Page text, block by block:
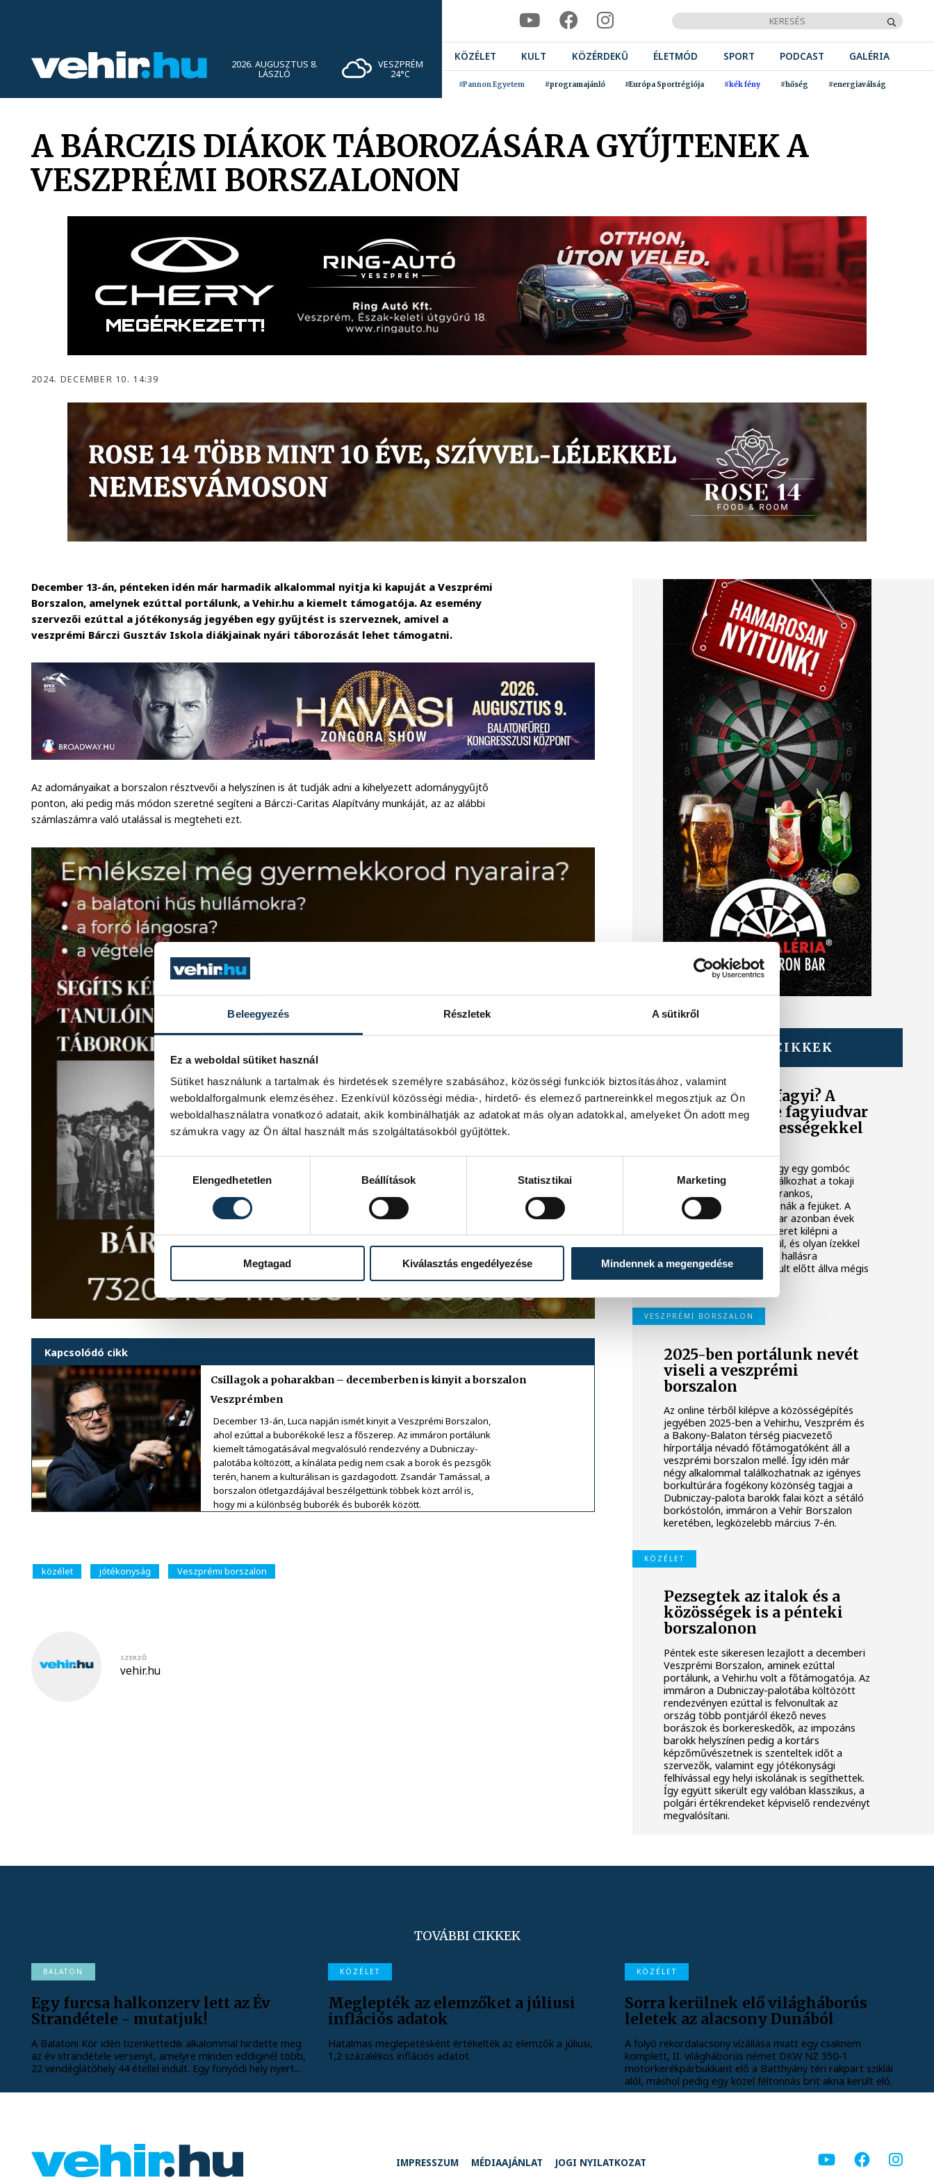
Beleegyezés Részletek A sütikről
Ez a weboldal sütiket használ
Sütiket használunk a tartalmak és hirdetések személyre szabásához, közösségi funkciók biztosításához, valamint
weboldalforgalmunk elemzéséhez. Ezenkívül közösségi média-, hirdető- és elemező partnereinkkel megosztjuk az Ön
weboldalhasználatra vonatkozó adatait, akik kombinálhatják az adatokat más olyan adatokkal, amelyeket Ön adott meg
számukra vagy az Ön által használt más szolgáltatásokból gyűjtöttek.
Hozzájárulás kiválasztása
Elengedhetetlen
Beállítások Statisztikai Marketing
Megtagad Kiválasztás engedélyezése Mindennek a megengedése
2026. AUGUSZTUS 8.
LÁSZLÓ
VESZPRÉM
24°C
KÖZÉLET KULT KÖZÉRDEKŰ ÉLETMÓD SPORT PODCAST GALÉRIA
#Pannon Egyetem #programajánló #Európa Sportrégiója #kék fény #hőség #energiaválság
A BÁRCZIS DIÁKOK TÁBOROZÁSÁRA GYŰJTENEK A
VESZPRÉMI BORSZALONON
2024. DECEMBER 10. 14:39
December 13-án, pénteken idén már harmadik alkalommal nyitja ki kapuját a Veszprémi
Borszalon, amelynek ezúttal portálunk, a Vehir.hu a kiemelt támogatója. Az esemény
szervezői ezúttal a jótékonyság jegyében egy gyűjtést is szerveznek, amivel a
veszprémi Bárczi Gusztáv Iskola diákjainak nyári táborozását lehet támogatni.
Az adományaikat a borszalon résztvevői a helyszínen is át tudják adni a kihelyezett adománygyűjtő
ponton, aki pedig más módon szeretné segíteni a Bárczi-Caritas Alapítvány munkáját, az az alábbi
számlaszámra való utalással is megteheti ezt.
Kapcsolódó cikk
Csillagok a poharakban – decemberben is kinyit a borszalon
Veszprémben
December 13-án, Luca napján ismét kinyit a Veszprémi Borszalon,
ahol ezúttal a buborékoké lesz a főszerep. Az immáron portálunk
kiemelt támogatásával megvalósuló rendezvény a Dubniczay-
palotába költözött, a kínálata pedig nem csak a borok és pezsgők
terén, hanem a kulturálisan is gazdagodott. Zsandár Tamással, a
borszalon ötletgazdájával beszélgettünk többek közt arról is,
hogy mi a különbség buborék és buborék között.
közélet jótékonyság Veszprémi borszalon
SZERZŐ
vehir.hu
TOVÁBBI CIKKEK
Borból is lehet fagyi? A
veszprémi Füge fagyiudvar
ismét különlegességekkel
Ha valaki azt mondja, hogy egy gombóc
fagylaltban egyszerre találkozhat a tokaji
aszú, a rozébor és a kékfrankos,
valószínűleg sokan felkapnák a fejüket. A
veszprémi Füge fagyiudvar azonban évek
óta arról ismert, hogy szeret kilépni a
megszokott keretek közül, és olyan ízekkel
kísérletezik, amelyek első hallásra
szokatlannak tűnnek, a pult előtt állva mégis
nehéz nekik ellenállni.
VESZPRÉMI BORSZALON
2025-ben portálunk nevét
viseli a veszprémi
borszalon
Az online térből kilépve a közösségépítés
jegyében 2025-ben a Vehir.hu, Veszprém és
a Bakony-Balaton térség piacvezető
hírportálja névadó főtámogatóként áll a
veszprémi borszalon mellé. Így idén már
négy alkalommal találkozhatnak az igényes
borkultúrára fogékony közönség tagjai a
Dubniczay-palota barokk falai közt a sétáló
borkóstolón, immáron a Vehír Borszalon
keretében, legközelebb március 7-én.
KÖZÉLET
Pezsegtek az italok és a
közösségek is a pénteki
borszalonon
Péntek este sikeresen lezajlott a decemberi
Veszprémi Borszalon, aminek ezúttal
portálunk, a Vehir.hu volt a főtámogatója. Az
immáron a Dubniczay-palotába költözött
rendezvényen ezúttal is felvonultak az
ország több pontjáról ékező neves
borászok és borkereskedők, az impozáns
barokk helyszínen pedig a kortárs
képzőművészetnek is szenteltek időt a
szervezők, valamint egy jótékonysági
felhívással egy helyi iskolának is segíthettek.
Így együtt sikerült egy valóban klasszikus, a
polgári értékrendeket képviselő rendezvényt
megvalósítani.
TOVÁBBI CIKKEK
BALATON
Egy furcsa halkonzerv lett az Év
Strandétele - mutatjuk!
A Balatoni Kör idén tizenkettedik alkalommal hirdette meg
az év strandétele versenyt, amelyre minden eddiginél több,
22 vendéglátóhely 44 étellel indult. Egy fonyódi hely nyert...
KÖZÉLET
Meglepték az elemzőket a júliusi
inflációs adatok
Hatalmas meglepetésként értékelték az elemzők a júliusi,
1,2 százalékos inflációs adatot.
KÖZÉLET
Sorra kerülnek elő világháborús
leletek az alacsony Dunából
A folyó rekordalacsony vízállása miatt egy csaknem
komplett, II. világháborús német DKW NZ 350-1
motorkerékpárbukkant elő a Batthyány téri rakpart sziklái
alól, máshol pedig egy közel féltonnás brit akna került elő.
IMPRESSZUM MÉDIAAJÁNLAT JOGI NYILATKOZAT